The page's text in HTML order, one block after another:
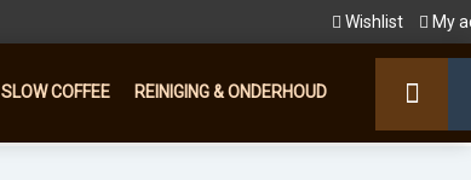
Wishlist My
SLOW COFFEE REINIGING & ONDERHOUD